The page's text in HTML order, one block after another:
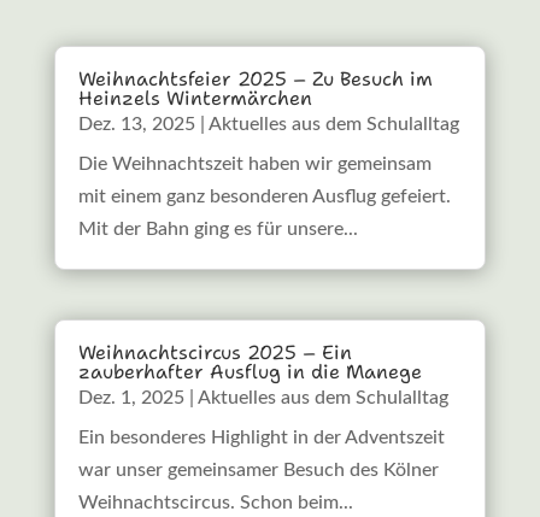
Weihnachtsfeier 2025 – Zu Besuch im
Heinzels Wintermärchen
Dez. 13, 2025| Aktuelles aus dem Schulalltag
Die Weihnachtszeit haben wir gemeinsam
mit einem ganz besonderen Ausflug gefeiert.
Mit der Bahn ging es für unsere...
Weihnachtscircus 2025 – Ein
zauberhafter Ausflug in die Manege
Dez. 1, 2025| Aktuelles aus dem Schulalltag
Ein besonderes Highlight in der Adventszeit
war unser gemeinsamer Besuch des Kölner
Weihnachtscircus. Schon beim...